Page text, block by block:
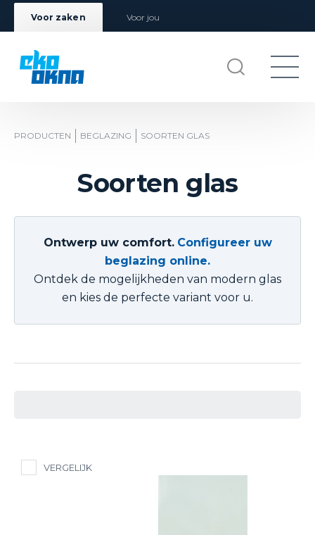
Voor zaken Voor jou
PRODUCTEN BEGLAZING SOORTEN GLAS
Soorten glas
Ontwerp uw comfort. Configureer uw
beglazing online.
Ontdek de mogelijkheden van modern glas
en kies de perfecte variant voor u.
VERGELIJK